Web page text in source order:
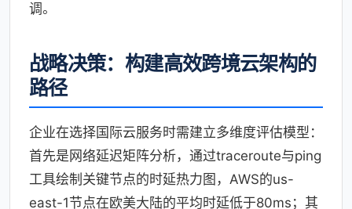
调。
战略决策：构建高效跨境云架构的
路径
企业在选择国际云服务时需建立多维度评估模型：
首先是网络延迟矩阵分析，通过traceroute与ping
工具绘制关键节点的时延热力图，AWS的us-
east-1节点在欧美大陆的平均时延低于80ms；其